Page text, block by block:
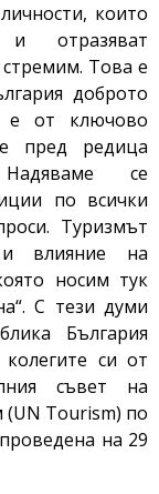
които
и отразяват
стремим. Това е
доброто
е от ключово
пред редица
Надяваме се
по всички
Туризмът
и влияние на
носим тук
С тези думи
България
си от
съвет на
(UN Tourism) по
на 29